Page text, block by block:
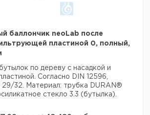
баллончик neoLab после
пластиной 0, полный,
по дереву с насадкой и
Согласно DIN 12596,
29/32.
Материал: трубка DURAN®
стекло 3.3 (бутылка).